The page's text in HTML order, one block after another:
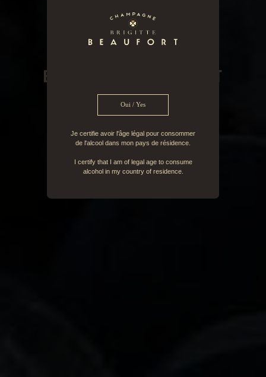
FR EN
Oui / Yes
Je certifie avoir l'âge légal pour consommer
de l'alcool dans mon pays de résidence.
I certify that I am of legal age to consume
alcohol in my country of residence.